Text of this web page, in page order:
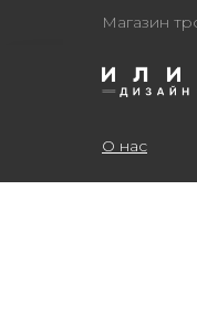
Магазин
О нас